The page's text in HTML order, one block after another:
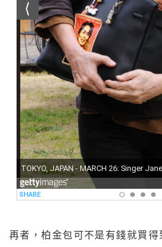
再者，柏金包可不是有錢就買